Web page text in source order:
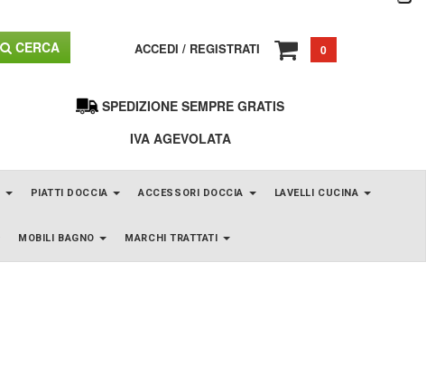
CERCA ACCEDI / REGISTRATI 0
SPEDIZIONE SEMPRE GRATIS
IVA AGEVOLATA
PIATTI DOCCIA ACCESSORI DOCCIA LAVELLI CUCINA
MOBILI BAGNO MARCHI TRATTATI